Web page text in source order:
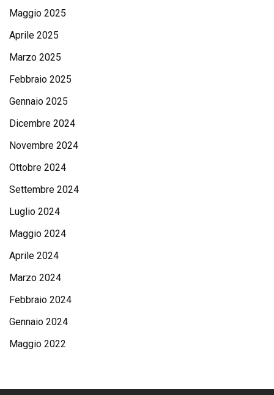
Maggio 2025
Aprile 2025
Marzo 2025
Febbraio 2025
Gennaio 2025
Dicembre 2024
Novembre 2024
Ottobre 2024
Settembre 2024
Luglio 2024
Maggio 2024
Aprile 2024
Marzo 2024
Febbraio 2024
Gennaio 2024
Maggio 2022